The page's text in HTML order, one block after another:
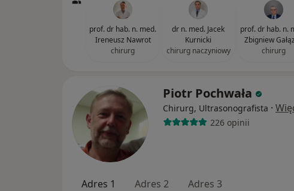
prof. dr hab. n. med.
Ireneusz Nawrot
chirurg
dr n. med. Jacek
Kurnicki
chirurg naczyniowy
prof. dr hab. n.
Zbigniew
chirurg
Piotr Pochwała
Chirurg, Ultrasonografista ·
226 opinii
Adres 1 Adres 2 Adres 3